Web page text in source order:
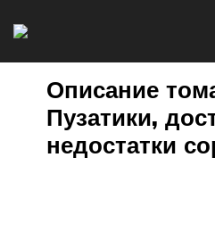
Описание
Пузатики,
недостатки